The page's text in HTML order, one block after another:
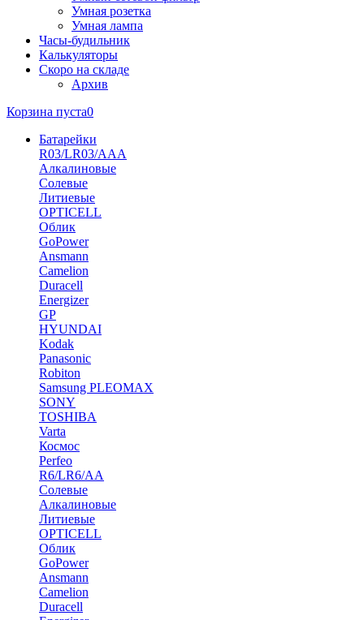
Умная розетка
Умная лампа
Часы-будильник
Калькуляторы
Скоро на складе
Архив
Корзина пуста0
Батарейки
R03/LR03/AAA
Алкалиновые
Солевые
Литиевые
OPTICELL
Облик
GoPower
Ansmann
Camelion
Duracell
Energizer
GP
HYUNDAI
Kodak
Panasonic
Robiton
Samsung PLEOMAX
SONY
TOSHIBA
Varta
Космос
Perfeo
R6/LR6/AA
Солевые
Алкалиновые
Литиевые
OPTICELL
Облик
GoPower
Ansmann
Camelion
Duracell